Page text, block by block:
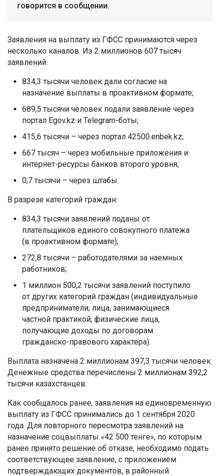
говорится в сообщении.
Заявления на выплату из ГФСС принимаются через
несколько каналов. Из 2 миллионов 607 тысяч
заявлений:
834,3 тысячи человек дали согласие на
назначение выплаты в проактивном формате;
689,5 тысячи человек подали заявление через
портал Egov.kz и Telegram-боты;
415,6 тысячи – через портал 42500.enbek.kz;
667 тысяч – через мобильные приложения и
интернет-ресурсы банков второго уровня;
0,7 тысячи – через штабы.
В разрезе категорий граждан:
834,3 тысячи заявлений поданы от
плательщиков единого совокупного платежа
(в проактивном формате);
272,8 тысячи – работодателями за наемных
работников;
1 миллион 500,2 тысячи заявлений поступило
от других категорий граждан (индивидуальные
предприниматели; лица, занимающиеся
частной практикой; физические лица,
получающие доходы по договорам
гражданско-правового характера).
Выплата назначена 2 миллионам 397,3 тысячи человек.
Денежные средства перечислены 2 миллионам 392,2
тысячи казахстанцев.
Как сообщалось ранее, заявления на единовременную
выплату из ГФСС принимались до 1 сентября 2020
года. Для повторного пересмотра заявлений на
назначение соцвыплаты «42 500 тенге», по которым
ранее принято решение об отказе, необходимо подать
соответствующее заявление, с приложением
подтверждающих документов, в районный